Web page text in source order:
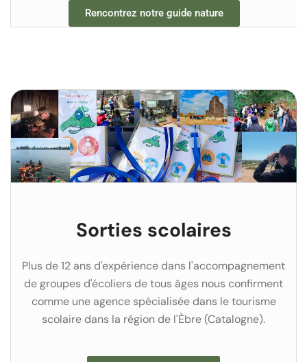
Rencontrez notre guide nature
Sorties scolaires
Plus de 12 ans d'expérience dans l'accompagnement
de groupes d'écoliers de tous âges nous confirment
comme une agence spécialisée dans le tourisme
scolaire dans la région de l'Èbre (Catalogne).